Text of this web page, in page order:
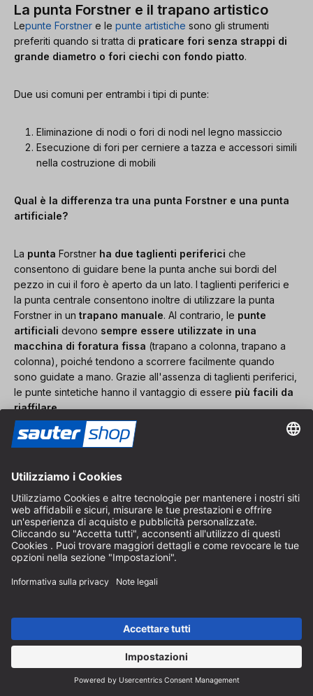
La punta Forstner e il trapano artistico
Lepunte Forstner e le punte artistiche sono gli strumenti
preferiti quando si tratta di praticare fori senza strappi di
grande diametro o fori ciechi con fondo piatto.
Due usi comuni per entrambi i tipi di punte:
Eliminazione di nodi o fori di nodi nel legno massiccio
Esecuzione di fori per cerniere a tazza e accessori simili
nella costruzione di mobili
Qual è la differenza tra una punta Forstner e una punta
artificiale?
La punta Forstner ha due taglienti periferici che
consentono di guidare bene la punta anche sui bordi del
pezzo in cui il foro è aperto da un lato. I taglienti periferici e
la punta centrale consentono inoltre di utilizzare la punta
Forstner in un trapano manuale. Al contrario, le punte
artificiali devono sempre essere utilizzate in una
macchina di foratura fissa (trapano a colonna, trapano a
colonna), poiché tendono a scorrere facilmente quando
sono guidate a mano. Grazie all'assenza di taglienti periferici,
le punte sintetiche hanno il vantaggio di essere più facili da
riaffilare.
nuovo. innovativo. professionale.
Questo è ciò che rappresentiamo! Da noi troverete prodotti
innovativi per la lavorazione del legno.
Ci concentriamo principalmente sui settori della fresatura,
segatura e foratura.
ultime novità sui nostri prodotti, è necessario
accettare i cookie di marketing.